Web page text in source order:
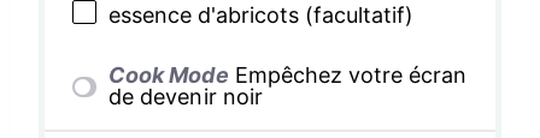
essence d'abricots (facultatif)
Cook Mode Empêchez votre écran
de devenir noir